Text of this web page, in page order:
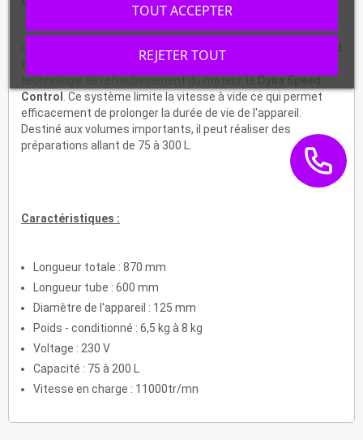
est unpresse-purée professionnel à pied
Il est très puissant et doté de la nouvelle
Control
. Ce système limite la vitesse à vide ce qui permet
efficacement de prolonger la durée de vie de l'appareil.
Destiné aux volumes importants, il peut réaliser des
préparations allant de 75 à 300 L.
Caractéristiques :
Longueur totale : 870 mm
Longueur tube : 600 mm
Diamètre de l'appareil : 125 mm
Poids - conditionné : 6,5 kg à 8 kg
Voltage : 230 V
Capacité : 75 à 200 L
Vitesse en charge : 11000tr/mn
REJETER TOUT
TOUT ACCEPTER